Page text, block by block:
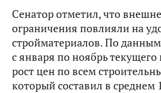
Сенатор отметил, что
ограничения повлияли на
стройматериалов. По
с января по ноябрь текущего
рост цен по всем
который составил в среднем